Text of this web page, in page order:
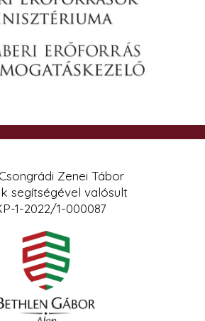
Zenei Tábor
segítségével valósult
1-2022/1-000087